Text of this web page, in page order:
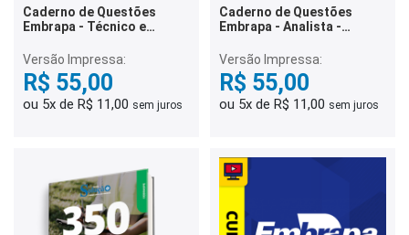
Caderno de Questões
Embrapa - Técnico e
Conhecimentos Gerais -
350 Questões gabaritadas
Versão Impressa:
R$ 55,00
ou 5x de R$ 11,00 sem juros
Caderno de Questões
Embrapa - Analista -
350 Questões gabaritadas
Versão Impressa:
R$ 55,00
ou 5x de R$ 11,00 sem juros